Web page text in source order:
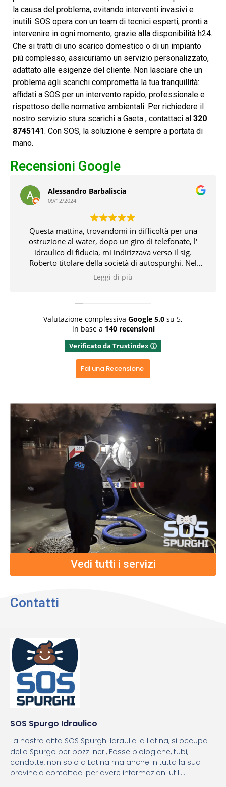
la causa del problema, evitando interventi invasivi e
inutili. SOS opera con un team di tecnici esperti, pronti a
intervenire in ogni momento, grazie alla disponibilità h24.
Che si tratti di uno scarico domestico o di un impianto
più complesso, assicuriamo un servizio personalizzato,
adattato alle esigenze del cliente. Non lasciare che un
problema agli scarichi comprometta la tua tranquillità:
affidati a SOS per un intervento rapido, professionale e
rispettoso delle normative ambientali. Per richiedere il
nostro servizio stura scarichi a Gaeta , contattaci al 320
8745141. Con SOS, la soluzione è sempre a portata di
mano.
Recensioni Google
Alessandro Barbaliscia
09/12/2024
Questa mattina, trovandomi in difficoltà per una
ostruzione al water, dopo un giro di telefonate, l'
idraulico di fiducia, mi indirizzava verso il sig.
Roberto titolare della società di autospurghi. Nel
pomeriggio, il suddetto, unitamente all' idraulico,
risolvevano l' inconveniente che non pochi problemi
conoscenza delle problematiche e delle relative
soluzioni. Bravissimi entrambi 👏👏👏👍
Grazie x aver dedicato del tempo x una recensione
positiva, grazie ancora
Leggi di più
Valutazione complessiva Google 5.0su 5,
in base a 140 recensioni
Verificato da Trustindex
Fai una Recensione
Vedi tutti i servizi
Contatti
SOS Spurgo Idraulico
La nostra ditta SOS Spurghi Idraulici a Latina, si occupa
dello Spurgo per pozzi neri, Fosse biologiche, tubi,
condotte, non solo a Latina ma anche in tutta la sua
provincia contattaci per avere informazioni utili...